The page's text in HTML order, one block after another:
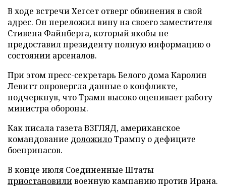
В ходе встречи Хегсет отверг обвинения в свой
адрес. Он переложил вину на своего заместителя
Стивена Файнберга, который якобы не
предоставил президенту полную информацию о
состоянии арсеналов.
При этом пресс-секретарь Белого дома Каролин
Левитт опровергла данные о конфликте,
подчеркнув, что Трамп высоко оценивает работу
министра обороны.
Как писала газета ВЗГЛЯД, американское
командование доложилоТрампу о дефиците
боеприпасов.
В конце июля Соединенные Штаты
приостановиливоенную кампанию против Ирана.